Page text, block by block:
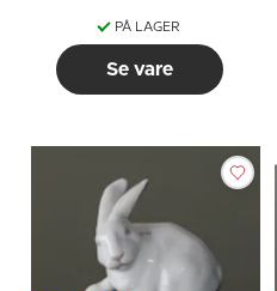
PÅ LAGER
Se vare